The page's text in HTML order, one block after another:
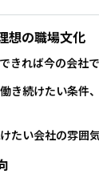
想の職場文化
きれば今の会社
働き続けたい条件
けたい会社の雰囲